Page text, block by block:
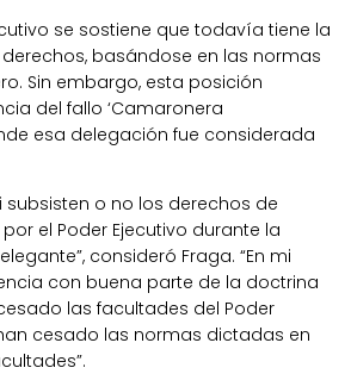
se sostiene que todavía tiene la
basándose en las normas
Sin embargo, esta posición
del fallo ‘Camaronera
esa delegación fue considerada
subsisten o no los derechos de
el Poder Ejecutivo durante la
consideró Fraga. “En mi
con buena parte de la doctrina
las facultades del Poder
cesado las normas dictadas en